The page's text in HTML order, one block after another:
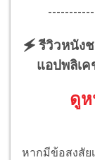
🗲 รีวิวหนังช
แอปพลิเ
ดูห
หากมีข้อสงสัย